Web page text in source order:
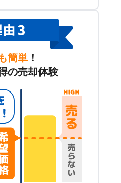
簡単 ！
の売却体験